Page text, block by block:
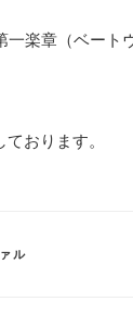
第一楽章（
おります。
ル